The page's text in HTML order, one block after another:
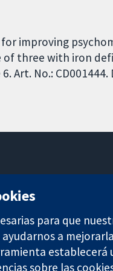
for improving
three with iron
Art. No.: CD001444.
Londres
Reino Unido
para que
a
sobre las